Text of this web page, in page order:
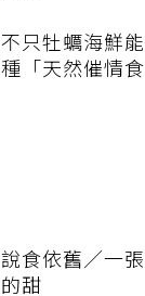
不只牡蠣海鮮
種「天然催情
說食依舊／一
的甜